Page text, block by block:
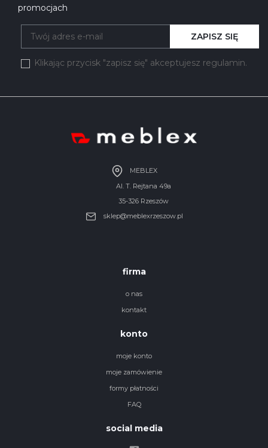
promocjach
Klikając przycisk "zapisz się" akceptujesz regulamin.
ZAPISZ SIĘ
MEBLEX
Al. T. Rejtana 49a
35-326 Rzeszów
sklep@meblexrzeszow.pl
firma
o nas
kontakt
konto
moje konto
moje zamówienie
formy płatności
FAQ
social media